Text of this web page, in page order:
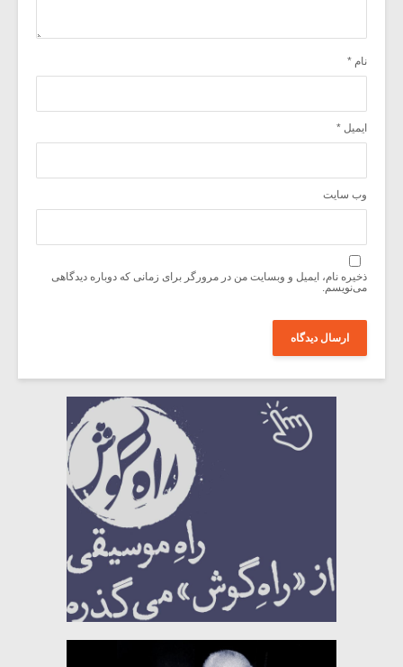
نام *
ایمیل *
وب‌ سایت
ذخیره نام، ایمیل و وبسایت من در مرورگر برای زمانی که دوباره دیدگاهی
می‌نویسم.